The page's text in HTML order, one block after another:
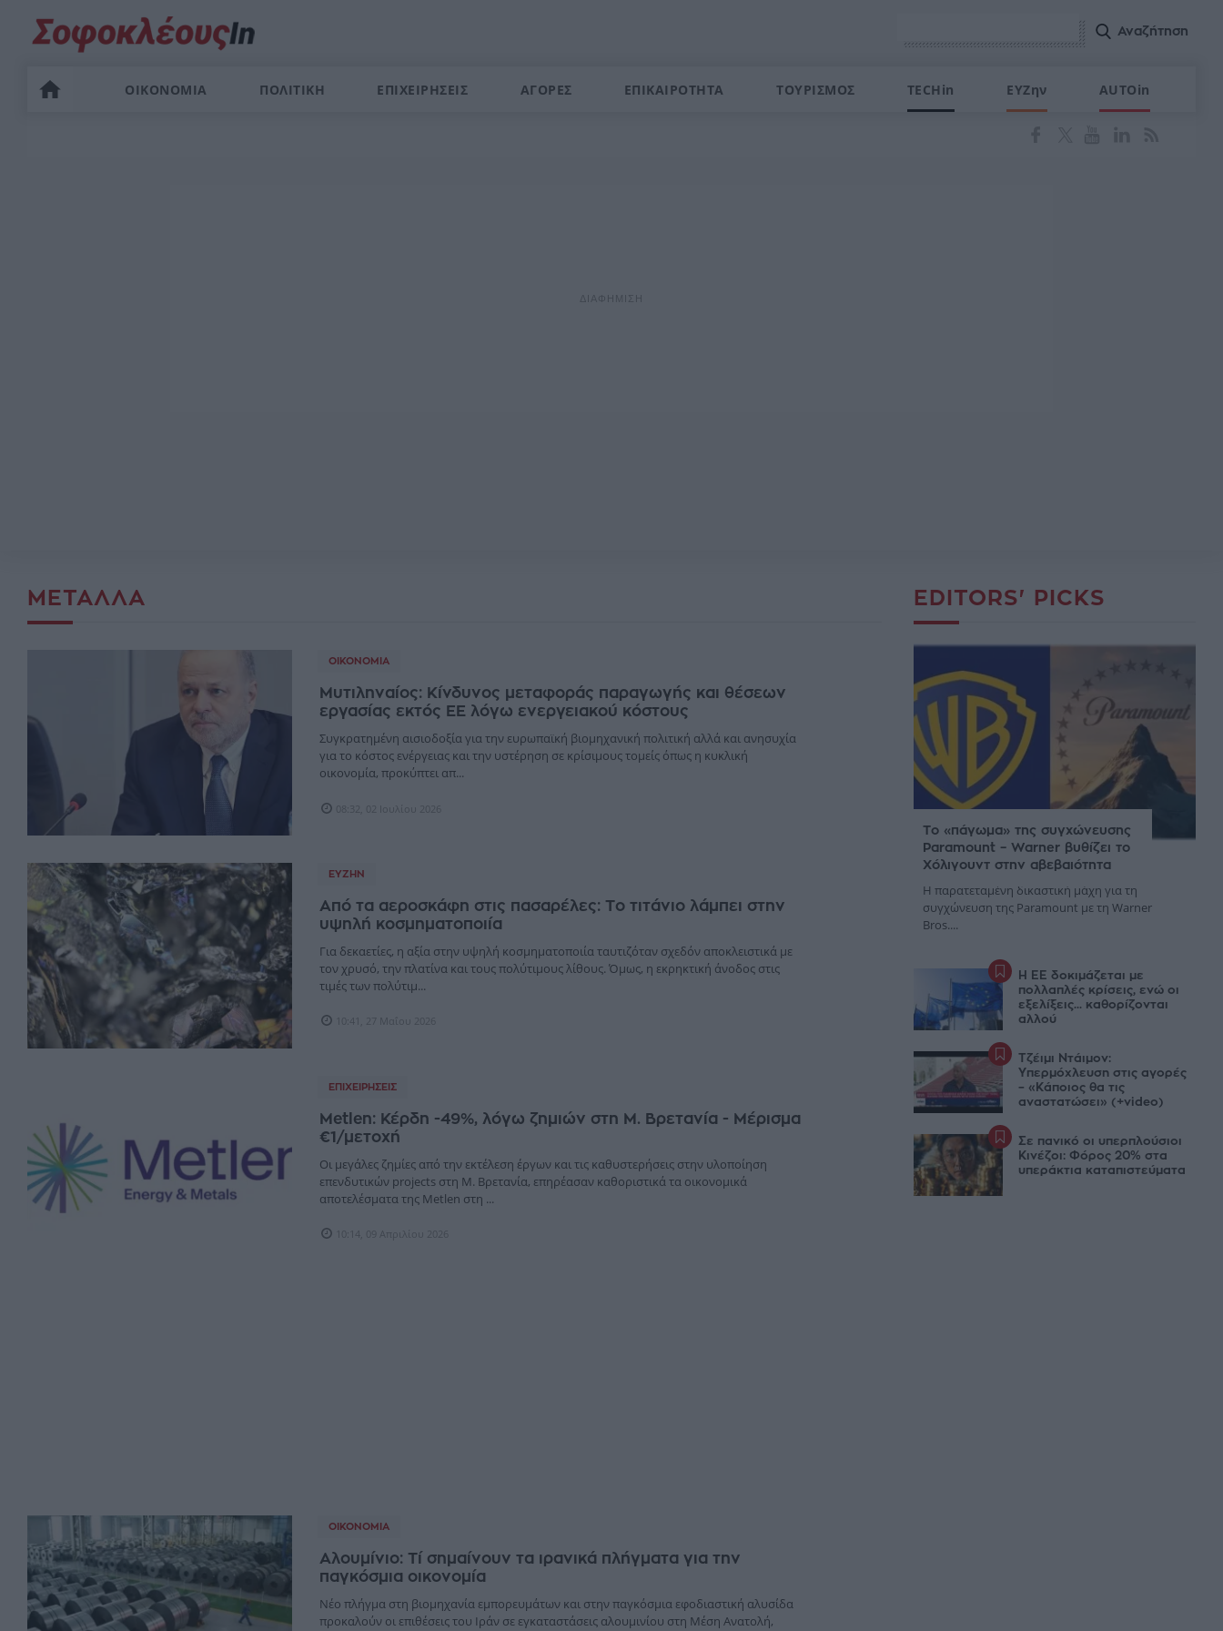
ΟΙΚΟΝΟΜΙΑ ΠΟΛΙΤΙΚΗ ΕΠΙΧΕΙΡΗΣΕΙΣ ΑΓΟΡΕΣ ΕΠΙΚΑΙΡΟΤΗΤΑ ΤΟΥΡΙΣΜΟΣ TECHin ΕΥΖην AUTOin
ΜΈΤΑΛΛΑ
ΟΙΚΟΝΟΜΊΑ
Μυτιληναίος: Κίνδυνος μεταφοράς παραγωγής και θέσεων
εργασίας εκτός ΕΕ λόγω ενεργειακού κόστους
Συγκρατημένη αισιοδοξία για την ευρωπαϊκή βιομηχανική πολιτική αλλά και ανησυχία
για το κόστος ενέργειας και την υστέρηση σε κρίσιμους τομείς όπως η κυκλική
οικονομία, προκύπτει απ...
08:32, 02 Ιουλίου 2026
ΕΥΖΗΝ
Από τα αεροσκάφη στις πασαρέλες: Το τιτάνιο λάμπει στην
υψηλή κοσμηματοποιία
Για δεκαετίες, η αξία στην υψηλή κοσμηματοποιία ταυτιζόταν σχεδόν αποκλειστικά με
τον χρυσό, την πλατίνα και τους πολύτιμους λίθους. Όμως, η εκρηκτική άνοδος στις
τιμές των πολύτιμ...
10:41, 27 Μαΐου 2026
ΕΠΙΧΕΙΡΉΣΕΙΣ
Metlen: Κέρδη -49%, λόγω ζημιών στη Μ. Βρετανία - Μέρισμα
€1/μετοχή
Οι μεγάλες ζημίες από την εκτέλεση έργων και τις καθυστερήσεις στην υλοποίηση
επενδυτικών projects στη Μ. Βρετανία, επηρέασαν καθοριστικά τα οικονομικά
αποτελέσματα της Metlen στη ...
10:14, 09 Απριλίου 2026
ΟΙΚΟΝΟΜΊΑ
Αλουμίνιο: Τί σημαίνουν τα ιρανικά πλήγματα για την
παγκόσμια οικονομία
Νέο πλήγμα στη βιομηχανία εμπορευμάτων και στην παγκόσμια εφοδιαστική αλυσίδα
προκαλούν οι επιθέσεις του Ιράν σε εγκαταστάσεις αλουμινίου στη Μέση Ανατολή,
EDITORS' PICKS
Το «πάγωμα» της συγχώνευσης
Paramount – Warner βυθίζει το
Χόλιγουντ στην αβεβαιότητα
Η παρατεταμένη δικαστική μάχη για τη
συγχώνευση της Paramount με τη Warner
Bros....
Η ΕΕ δοκιμάζεται με
πολλαπλές κρίσεις, ενώ οι
εξελίξεις... καθορίζονται
αλλού
Τζέιμι Ντάιμον:
Υπερμόχλευση στις αγορές
– «Κάποιος θα τις
αναστατώσει» (+video)
Σε πανικό οι υπερπλούσιοι
Κινέζοι: Φόρος 20% στα
υπεράκτια καταπιστεύματα